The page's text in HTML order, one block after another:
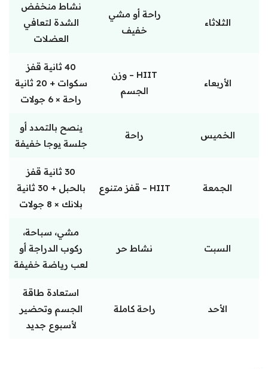
الثلاثاء
راحة أو مشي
خفيف
نشاط منخفض
الشدة لتعافي
العضلات
الأربعاء
HIIT – وزن
الجسم
40 ثانية قفز
سكوات + 20 ثانية
راحة × 6 جولات
الخميس راحة
ينصح بالتمدد أو
جلسة يوجا خفيفة
الجمعة HIIT – قفز متنوع
30 ثانية قفز
بالحبل + 30 ثانية
بلانك × 8 جولات
السبت نشاط حر
مشي، سباحة،
ركوب الدراجة أو
لعب رياضة خفيفة
الأحد راحة كاملة
استعادة طاقة
الجسم وتحضير
لأسبوع جديد